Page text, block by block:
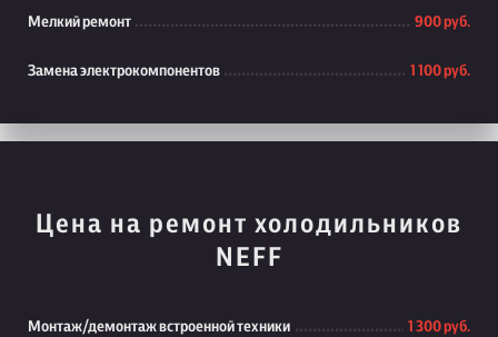
Мелкий ремонт 900 руб.
Замена электрокомпонентов 1 100 руб.
Цена на ремонт холодильников
NEFF
Монтаж/демонтаж встроенной техники 1 300 руб.